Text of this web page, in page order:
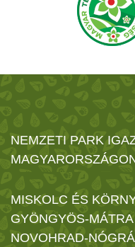
NEMZETI PARK
MISKOLC ÉS
GYÖNGYÖS-MÁTRA
NOVOHRAD-